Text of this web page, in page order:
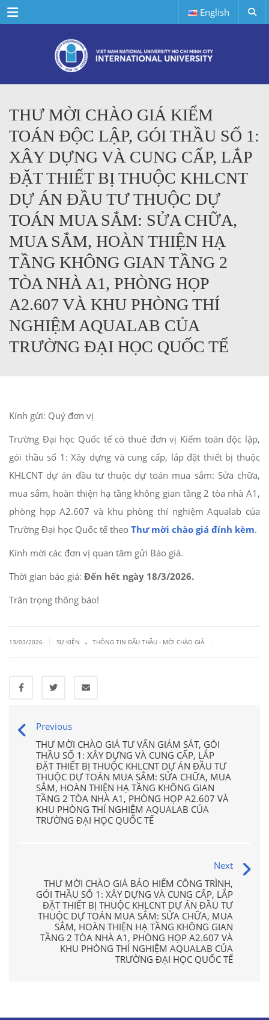
Menu English
THƯ MỜI CHÀO GIÁ KIỂM
TOÁN ĐỘC LẬP, GÓI THẦU SỐ 1:
XÂY DỰNG VÀ CUNG CẤP, LẮP
ĐẶT THIẾT BỊ THUỘC KHLCNT
DỰ ÁN ĐẦU TƯ THUỘC DỰ
TOÁN MUA SẮM: SỬA CHỮA,
MUA SẮM, HOÀN THIỆN HẠ
TẦNG KHÔNG GIAN TẦNG 2
TÒA NHÀ A1, PHÒNG HỌP
A2.607 VÀ KHU PHÒNG THÍ
NGHIỆM AQUALAB CỦA
TRƯỜNG ĐẠI HỌC QUỐC TẾ
Kính gửi: Quý đơn vị
Trường Đại học Quốc tế có thuê đơn vị Kiểm toán độc lập,
gói thầu số 1: Xây dựng và cung cấp, lắp đặt thiết bị thuộc
KHLCNT dự án đầu tư thuộc dự toán mua sắm: Sửa chữa,
mua sắm, hoàn thiện hạ tầng không gian tầng 2 tòa nhà A1,
phòng họp A2.607 và khu phòng thí nghiệm Aqualab của
Trường Đại học Quốc tế theo Thư mời chào giá đính kèm.
Kính mời các đơn vị quan tâm gửi Báo giá.
Thời gian báo giá: Đến hết ngày 18/3/2026.
Trân trọng thông báo!
13/03/2026 SỰ KIỆN . THÔNG TIN ĐẤU THẦU - MỜI CHÀO GIÁ
Previous
THƯ MỜI CHÀO GIÁ TƯ VẤN GIÁM SÁT, GÓI
THẦU SỐ 1: XÂY DỰNG VÀ CUNG CẤP, LẮP
ĐẶT THIẾT BỊ THUỘC KHLCNT DỰ ÁN ĐẦU TƯ
THUỘC DỰ TOÁN MUA SẮM: SỬA CHỮA, MUA
SẮM, HOÀN THIỆN HẠ TẦNG KHÔNG GIAN
TẦNG 2 TÒA NHÀ A1, PHÒNG HỌP A2.607 VÀ
KHU PHÒNG THÍ NGHIỆM AQUALAB CỦA
TRƯỜNG ĐẠI HỌC QUỐC TẾ
Next
THƯ MỜI CHÀO GIÁ BẢO HIỂM CÔNG TRÌNH,
GÓI THẦU SỐ 1: XÂY DỰNG VÀ CUNG CẤP, LẮP
ĐẶT THIẾT BỊ THUỘC KHLCNT DỰ ÁN ĐẦU TƯ
THUỘC DỰ TOÁN MUA SẮM: SỬA CHỮA, MUA
SẮM, HOÀN THIỆN HẠ TẦNG KHÔNG GIAN
TẦNG 2 TÒA NHÀ A1, PHÒNG HỌP A2.607 VÀ
KHU PHÒNG THÍ NGHIỆM AQUALAB CỦA
TRƯỜNG ĐẠI HỌC QUỐC TẾ